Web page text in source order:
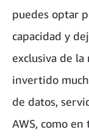
puedes optar
capacidad y
exclusiva de la
invertido
de datos,
AWS, como